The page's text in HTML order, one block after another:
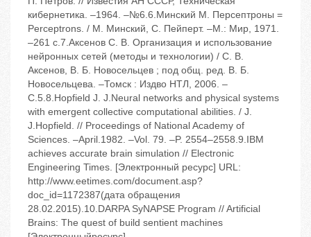
кибернетика. –1964. –№6.6.Минский М. Персептроны =
Perceptrons. / М. Минский, С. Пейперт. –М.: Мир, 1971.
–261 с.7.Аксенов С. В. Организация и использование
нейронных сетей (методы и технологии) / С. В.
Аксенов, В. Б. Новосельцев ; под общ. ред. В. Б.
Новосельцева. –Томск : Издво НТЛ, 2006. –
С.5.8.Hopfield J. J.Neural networks and physical systems
with emergent collective computational abilities. / J.
J.Hopfield. // Proceedings of National Academy of
Sciences. –April.1982. –Vol. 79. –P. 2554–2558.9.IBM
achieves accurate brain simulation // Electronic
Engineering Times. [Электронный ресурс] URL:
http://www.eetimes.com/document.asp?
doc_id=1172387(дата обращения
28.02.2015).10.DARPA SyNAPSE Program // Artificial
Brains: The quest of build sentient machines